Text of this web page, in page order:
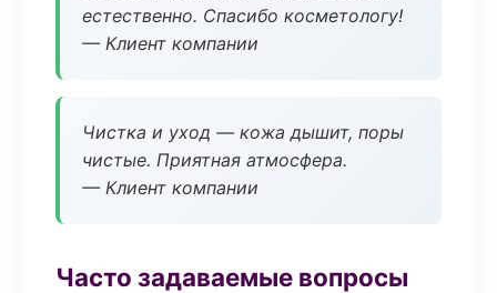
естественно. Спасибо косметологу!
— Клиент компании
Чистка и уход — кожа дышит, поры
чистые. Приятная атмосфера.
— Клиент компании
Часто задаваемые вопросы